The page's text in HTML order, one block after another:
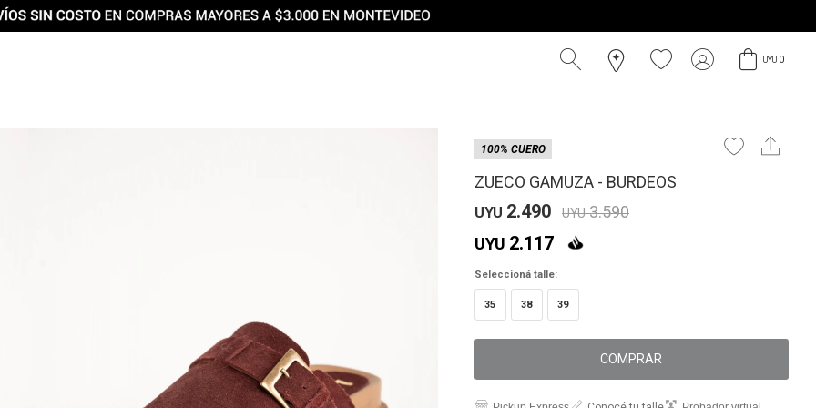
UYU 0
100% CUERO
ZUECO GAMUZA - BURDEOS
UYU 2.490 UYU 3.590
UYU 2.117
Seleccioná talle:
35 38 39
COMPRAR